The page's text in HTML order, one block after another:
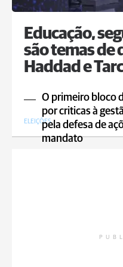
Educação,
são temas de
Haddad e
O primeiro bloco
por criticas à
pela defesa de
mandato
ELEIÇÕES